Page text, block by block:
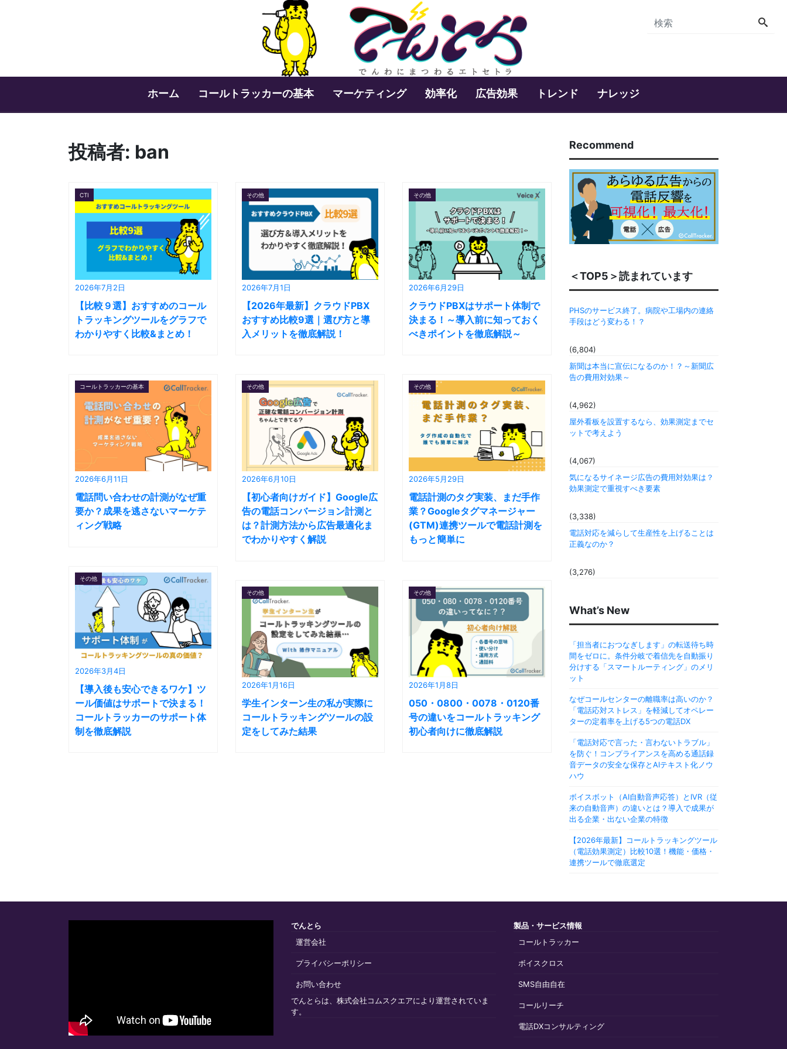
ホーム コールトラッカーの基本 マーケティング 効率化 広告効果 トレンド ナレッジ
投稿者: ban
2026年7月2日
CTI
【比較９選】おすすめのコール
トラッキングツールをグラフで
わかりやすく比較&まとめ！
2026年7月1日
その他
【2026年最新】クラウドPBX
おすすめ比較9選｜選び方と導
入メリットを徹底解説！
2026年6月29日
その他
クラウドPBXはサポート体制で
決まる！～導入前に知っておく
べきポイントを徹底解説～
2026年6月11日
コールトラッカーの基本
電話問い合わせの計測がなぜ重
要か？成果を逃さないマーケテ
ィング戦略
2026年6月10日
その他
【初心者向けガイド】Google広
告の電話コンバージョン計測と
は？計測方法から広告最適化ま
でわかりやすく解説
2026年5月29日
その他
電話計測のタグ実装、まだ手作
業？Googleタグマネージャー
(GTM)連携ツールで電話計測を
もっと簡単に
2026年3月4日
その他
【導入後も安心できるワケ】ツ
ール価値はサポートで決まる！
コールトラッカーのサポート体
制を徹底解説
2026年1月16日
その他
学生インターン生の私が実際に
コールトラッキングツールの設
定をしてみた結果
2026年1月8日
その他
050・0800・0078・0120番
号の違いをコールトラッキング
初心者向けに徹底解説
Recommend
＜TOP5＞読まれています
PHSのサービス終了。病院や工場内の連絡
手段はどう変わる！？
(6,804)
新聞は本当に宣伝になるのか！？～新聞広
告の費用対効果～
(4,962)
屋外看板を設置するなら、効果測定までセ
ットで考えよう
(4,067)
気になるサイネージ広告の費用対効果は？
効果測定で重視すべき要素
(3,338)
電話対応を減らして生産性を上げることは
正義なのか？
(3,276)
What’s New
「担当者におつなぎします」の転送待ち時
間をゼロに。条件分岐で着信先を自動振り
分けする「スマートルーティング」のメリ
ット
なぜコールセンターの離職率は高いのか？
「電話応対ストレス」を軽減してオペレー
ターの定着率を上げる5つの電話DX
「電話対応で言った・言わないトラブル」
を防ぐ！コンプライアンスを高める通話録
音データの安全な保存とAIテキスト化ノウ
ハウ
ボイスボット（AI自動音声応答）とIVR（従
来の自動音声）の違いとは？導入で成果が
出る企業・出ない企業の特徴
【2026年最新】コールトラッキングツール
（電話効果測定）比較10選！機能・価格・
連携ツールで徹底選定
でんとら
運営会社
プライバシーポリシー
お問い合わせ
でんとらは、株式会社コムスクエアにより運営されていま
す。
製品・サービス情報
コールトラッカー
ボイスクロス
SMS自由自在
コールリーチ
電話DXコンサルティング